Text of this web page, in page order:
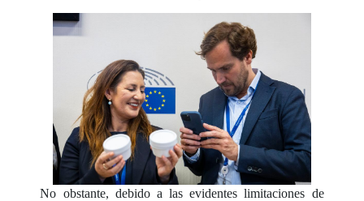
No obstante, debido a las evidentes limitaciones de